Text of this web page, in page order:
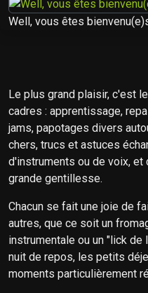
Well, vous êtes
Le plus grand plaisir, c'est
cadres : apprentissage,
jams, papotages divers
chers, trucs et astuces
d'instruments ou de voix, et
grande gentillesse.
Chacun se fait une joie de
autres, que ce soit un
instrumentale ou un "lick de
nuit de repos, les petits
moments particulièrement